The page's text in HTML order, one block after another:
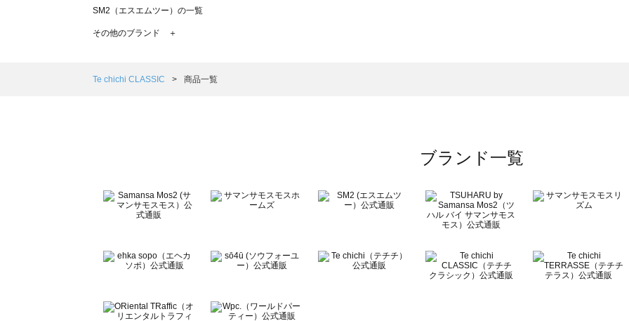
SM2（エスエムツー）の一覧
TSUHARU by Samansa Mos2（ツハルバイサマンサモスモス）の一覧
Samansa Mos2 Lagom（サマンサモスモス ラーゴム）の一覧
BETTY'S BLUE（べティーズブルー）の一覧
Wpc.（ワールドパーティー）の一覧
その他のブランド ＋
Te chichi CLASSIC 商品一覧
ブランド一覧